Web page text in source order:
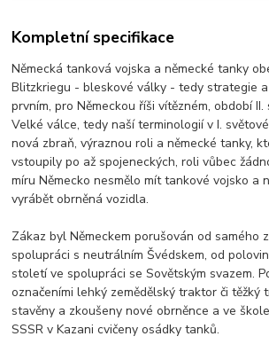
Kompletní specifikace
Německá tanková vojska a německé tanky
Blitzkriegu - bleskové války - tedy strategie
prvním, pro Německou říši vítězném, období II.
Velké válce, tedy naší terminologií v I.
nová zbraň, výraznou roli a německé tanky,
vstoupily po až spojeneckých, roli vůbec
míru Německo nesmělo mít tankové vojsko a
vyrábět obrněná vozidla.
Zákaz byl Německem porušován od samého
spolupráci s neutrálním Švédskem, od
století ve spolupráci se Sovětským svazem.
označeními lehký zemědělský traktor či těžký
stavěny a zkoušeny nové obrněnce a ve
SSSR v Kazani cvičeny osádky tanků.